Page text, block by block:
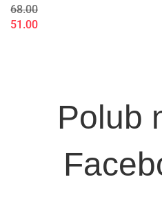
68.00
51.00
Polub